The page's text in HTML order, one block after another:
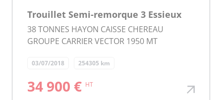
Trouillet Semi-remorque 3 Essieux
38 TONNES HAYON CAISSE CHEREAU
GROUPE CARRIER VECTOR 1950 MT
03/07/2018 254305 km
34 900 € HT